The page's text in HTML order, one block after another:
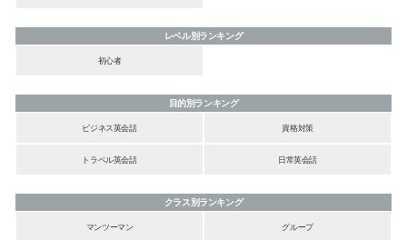
レベル別ランキング
初心者
目的別ランキング
ビジネス英会話
資格対策
トラベル英会話 日常英会話
クラス別ランキング
マンツーマン
グループ